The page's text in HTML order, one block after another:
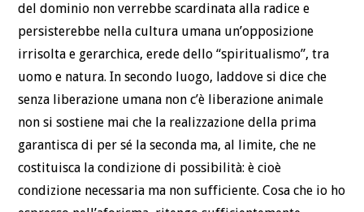
del dominio non verrebbe scardinata alla radice e
persisterebbe nella cultura umana un’opposizione
irrisolta e gerarchica, erede dello “spiritualismo”, tra
uomo e natura. In secondo luogo, laddove si dice che
senza liberazione umana non c’è liberazione animale
non si sostiene mai che la realizzazione della prima
garantisca di per sé la seconda ma, al limite, che ne
costituisca la condizione di possibilità: è cioè
condizione necessaria ma non sufficiente. Cosa che io ho